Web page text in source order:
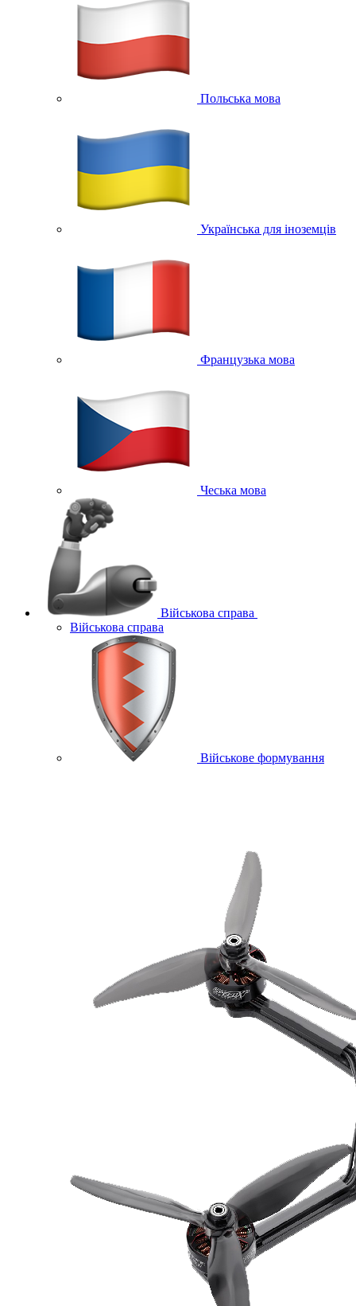
Польська мова
Українська для іноземців
Французька мова
Чеська мова
Військова справа
Військова справа
Військове формування